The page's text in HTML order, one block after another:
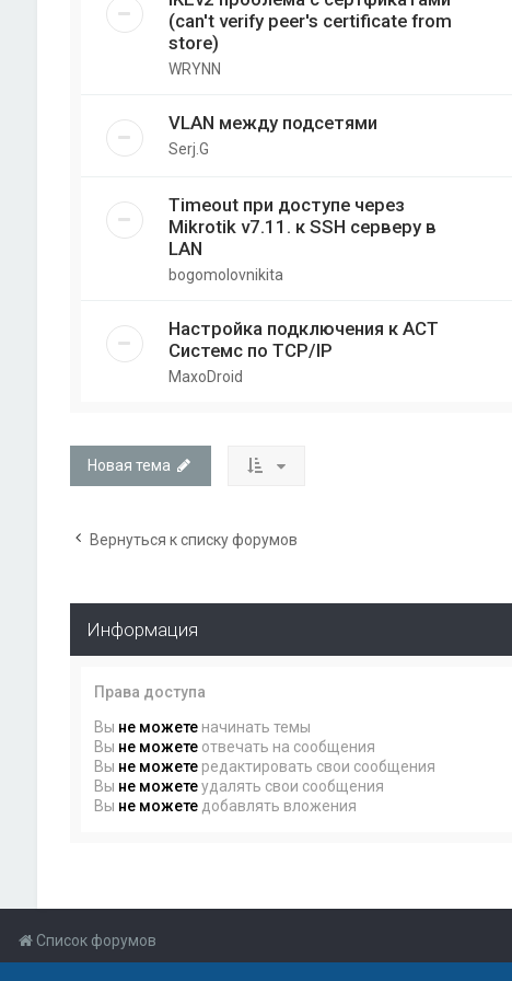
(can't verify peer's certificate from
store)
WRYNN
VLAN между подсетями
Serj.G
Timeout при доступе через
Mikrotik v7.11. к SSH серверу в
LAN
bogomolovnikita
Настройка подключения к АСТ
Системс по TCP/IP
MaxoDroid
Новая тема
Вернуться к списку форумов
Информация
Права доступа
Вы не можетеначинать темы
Вы не можетеотвечать на сообщения
Вы не можетередактировать свои сообщения
Вы не можетеудалять свои сообщения
Вы не можетедобавлять вложения
Список форумов